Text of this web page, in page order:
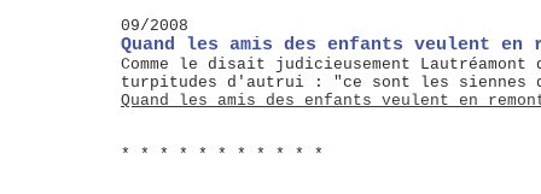
09/2008
Quand les amis des enfants veulent en
Comme le disait judicieusement
turpitudes d'autrui : "ce sont les siennes
Quand les amis des enfants veulent en
* * * * * * * * * * *